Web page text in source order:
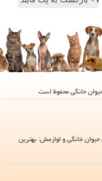
خانگی و لوازمش: بهترین